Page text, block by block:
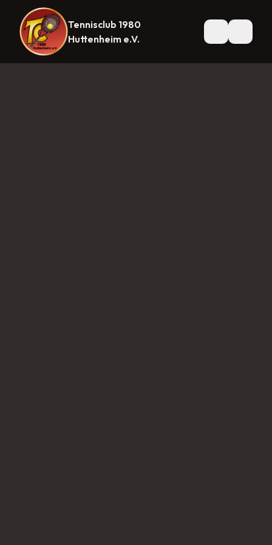
Tennisclub 1980
Huttenheim e.V.
Startseite NewsMannschaften Herren 30